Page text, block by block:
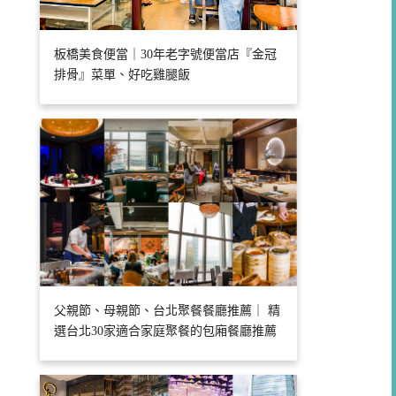
板橋美食便當｜30年老字號便當店『金冠
排骨』菜單、好吃雞腿飯
父親節、母親節、台北聚餐餐廳推薦｜ 精
選台北30家適合家庭聚餐的包廂餐廳推薦